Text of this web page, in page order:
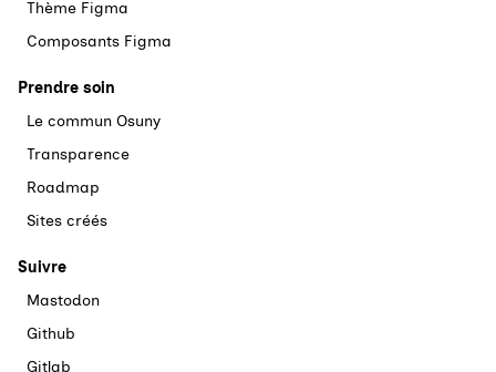
Thème Figma
Composants Figma
Prendre soin
Le commun Osuny
Transparence
Roadmap
Sites créés
Suivre
Mastodon
Github
Gitlab